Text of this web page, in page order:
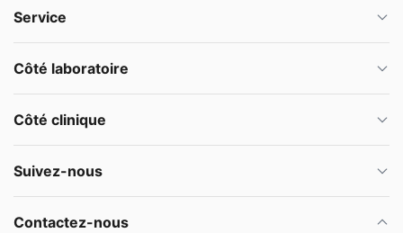
Service
Côté laboratoire
Côté clinique
Suivez-nous
Contactez-nous